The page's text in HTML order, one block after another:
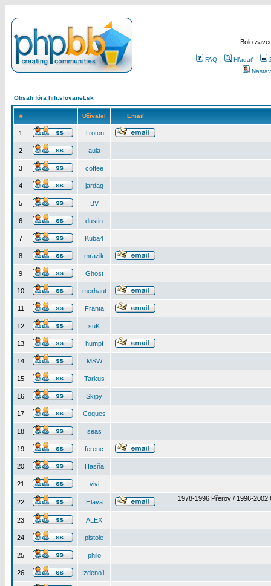
Bolo
FAQ Hľadať
Obsah fóra hifi.slovanet.sk
# Užívateľ Email
1 Troton
2 aula
3 coffee
4 jardag
5 BV
6 dustin
7 Kuba4
8 mrazik
9 Ghost
10 merhaut
11 Franta
12 suK
13 humpf
14 MSW
15 Tarkus
16 Skipy
17 Coques
18 seas
19 ferenc
20 Hasňa
21 vivi
22 Hlava 1978-1996 Přerov / 1996-2002
23 ALEX
24 pistole
25 philo
26 zdeno1